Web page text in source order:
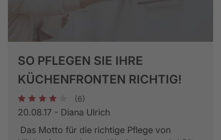
SO PFLEGEN SIE IHRE
KÜCHENFRONTEN RICHTIG!
1 2 3 4 (6)
20.08.17 - Diana Ulrich
Das Motto für die richtige Pflege von